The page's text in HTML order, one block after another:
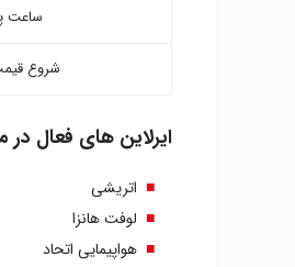
ساعت
شروع
ایرلاین های فعال
اتریشی
لوفت هانزا
هواپیمایی اتحاد